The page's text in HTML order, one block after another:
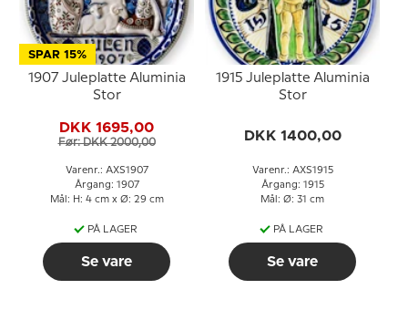
SPAR 15%
1907 Juleplatte Aluminia
Stor
DKK 1695,00
Før: DKK 2000,00
Varenr.: AXS1907
Årgang: 1907
Mål: H: 4 cm x Ø: 29 cm
PÅ LAGER
Se vare
1915 Juleplatte Aluminia
Stor
DKK 1400,00
Varenr.: AXS1915
Årgang: 1915
Mål: Ø: 31 cm
PÅ LAGER
Se vare